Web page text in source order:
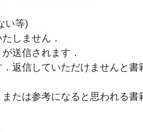
い等)
しません．
送信されます．
返信していただけませんと
たは参考になると思われる